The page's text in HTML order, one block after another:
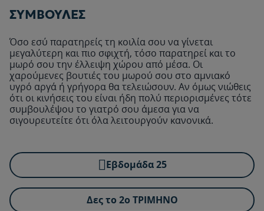
ΣΥΜΒΟΥΛΕΣ
Όσο εσύ παρατηρείς τη κοιλία σου να γίνεται
μεγαλύτερη και πιο σφιχτή, τόσο παρατηρεί και το
μωρό σου την έλλειψη χώρου από μέσα. Οι
χαρούμενες βουτιές του μωρού σου στο αμνιακό
υγρό αργά ή γρήγορα θα τελειώσουν. Αν όμως νιώθεις
ότι οι κινήσεις του είναι ήδη πολύ περιορισμένες τότε
συμβουλέψου το γιατρό σου άμεσα για να
σιγουρευτείτε ότι όλα λειτουργούν κανονικά.
Εβδομάδα 25
Δες το 2ο ΤΡΙΜΗΝΟ